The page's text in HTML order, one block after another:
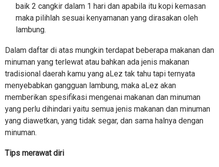
baik 2 cangkir dalam 1 hari dan apabila itu kopi kemasan
maka pilihlah sesuai kenyamanan yang dirasakan oleh
lambung.
Dalam daftar di atas mungkin terdapat beberapa makanan dan
minuman yang terlewat atau bahkan ada jenis makanan
tradisional daerah kamu yang aLez tak tahu tapi ternyata
menyebabkan gangguan lambung, maka aLez akan
memberikan spesifikasi mengenai makanan dan minuman
yang perlu dihindari yaitu semua jenis makanan dan minuman
yang diawetkan, yang tidak segar, dan sama halnya dengan
minuman.
Tips merawat diri